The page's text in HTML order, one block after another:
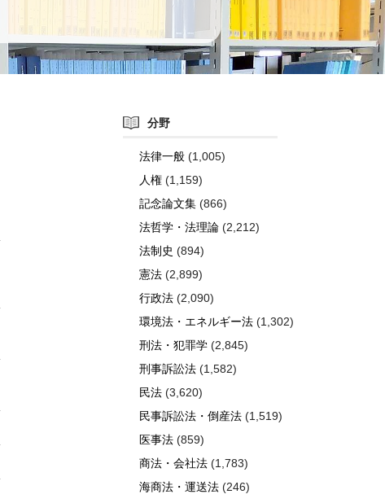
分野
法律一般 (1,005)
人権 (1,159)
記念論文集 (866)
法哲学・法理論 (2,212)
法制史 (894)
憲法 (2,899)
行政法 (2,090)
環境法・エネルギー法 (1,302)
刑法・犯罪学 (2,845)
刑事訴訟法 (1,582)
民法 (3,620)
民事訴訟法・倒産法 (1,519)
医事法 (859)
商法・会社法 (1,783)
海商法・運送法 (246)